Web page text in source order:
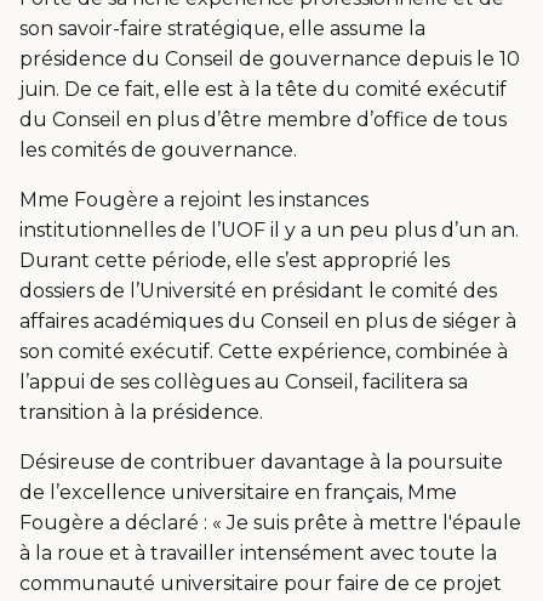
son savoir-faire stratégique, elle assume la
présidence du Conseil de gouvernance depuis le 10
juin. De ce fait, elle est à la tête du comité exécutif
du Conseil en plus d’être membre d’office de tous
les comités de gouvernance.
Mme Fougère a rejoint les instances
institutionnelles de l’UOF il y a un peu plus d’un an.
Durant cette période, elle s’est approprié les
dossiers de l’Université en présidant le comité des
affaires académiques du Conseil en plus de siéger à
son comité exécutif. Cette expérience, combinée à
l’appui de ses collègues au Conseil, facilitera sa
transition à la présidence.
Désireuse de contribuer davantage à la poursuite
de l’excellence universitaire en français, Mme
Fougère a déclaré : « Je suis prête à mettre l'épaule
à la roue et à travailler intensément avec toute la
communauté universitaire pour faire de ce projet